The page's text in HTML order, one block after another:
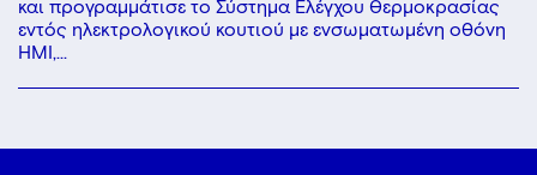
και προγραμμάτισε το Σύστημα Ελέγχου Θερμοκρασίας
εντός ηλεκτρολογικού κουτιού με ενσωματωμένη οθόνη
HMI,...